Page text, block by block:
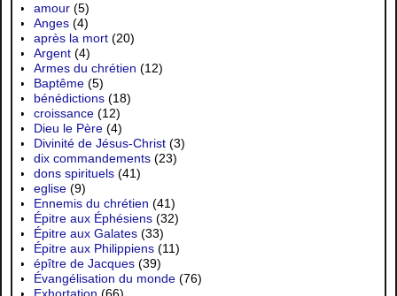
amour (5)
Anges (4)
après la mort (20)
Argent (4)
Armes du chrétien (12)
Baptême (5)
bénédictions (18)
croissance (12)
Dieu le Père (4)
Divinité de Jésus-Christ (3)
dix commandements (23)
dons spirituels (41)
eglise (9)
Ennemis du chrétien (41)
Épitre aux Éphésiens (32)
Épitre aux Galates (33)
Épitre aux Philippiens (11)
épître de Jacques (39)
Évangélisation du monde (76)